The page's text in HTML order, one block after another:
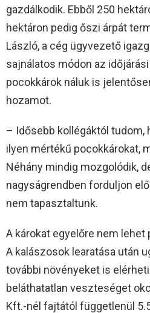
gazdálkodik. Ebből 250
hektáron pedig őszi árpát
László, a cég ügyvezető
sajnálatos módon az
pocokkárok náluk is
hozamot.
– Idősebb kollégáktól tudom,
ilyen mértékű pocokkárokat,
Néhány mindig mozgolódik,
nagyságrendben forduljon
nem tapasztaltunk.
A károkat egyelőre nem
A kalászosok learatása után
további növényeket is
beláthatatlan veszteséget
Kft.-nél fajtától függetlenül